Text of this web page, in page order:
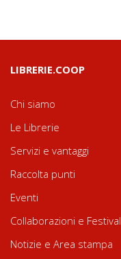
LIBRERIE.COOP
Chi siamo
Le Librerie
Servizi e vantaggi
Raccolta punti
Eventi
Collaborazioni e Festival
Notizie e Area stampa